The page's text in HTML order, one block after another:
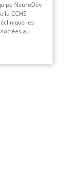
NeuroDev
la CCHS
les
au